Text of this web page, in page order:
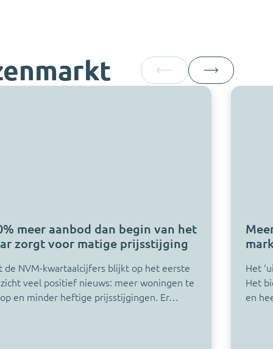
meer aanbod dan begin van het
zorgt voor matige prijsstijging
de NVM-kwartaalcijfers blijkt op het eerste
veel positief nieuws: meer woningen te
en minder heftige prijsstijgingen. Er…
Het
Het
en